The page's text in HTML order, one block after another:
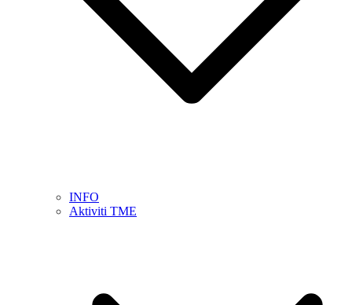
INFO
Aktiviti TME